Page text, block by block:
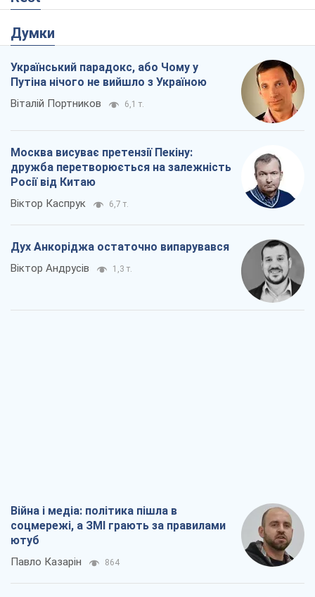
Думки
Український парадокс, або Чому у
Путіна нічого не вийшло з Україною
Віталій Портников 6,1 т.
Москва висуває претензії Пекіну:
дружба перетворюється на залежність
Росії від Китаю
Віктор Каспрук 6,7 т.
Дух Анкоріджа остаточно випарувався
Віктор Андрусів 1,3 т.
Війна і медіа: політика пішла в
соцмережі, а ЗМІ грають за правилами
ютуб
Павло Казарін 864